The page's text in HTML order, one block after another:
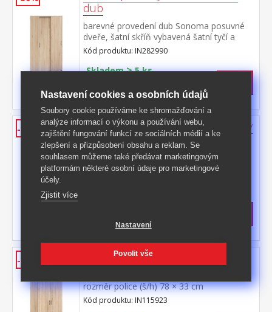
dub
barevné provedení dub Sonoma posuvné
dveře, šatní skříň vybavená šatní tyčí a
policí
Kód produktu: IN282990
Skladem>5 ks
-39% 4 990 Kč **
-40%
Skříň policová 2 dveře + 2 zásuvky
BEST dub
barevné provedení dub Sonoma 3 police, 2
velké zásuvky s kovovými pojezdy
5 890 Kč **
-43% Skříň policová 2dveřová BEST dub
rozměr police (š/h) 78 × 33 cm
Kód produktu: IN115923
Nastavení cookies a osobních údajů
Soubory cookie používáme ke shromažďování a
analýze informací o výkonu a používání webu,
zajištění fungování funkcí ze sociálních médií a ke
zlepšení a přizpůsobení obsahu a reklam. Se
souhlasem můžeme také předávat marketingovým
platformám některé osobní údaje pro marketingové
účely.
Zjistit více
Nastavení
Povolit vše